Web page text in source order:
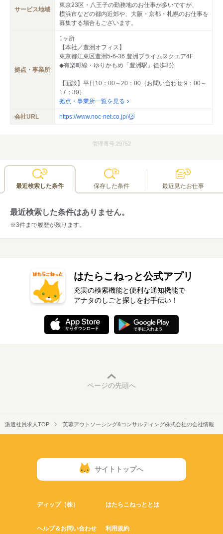
サービス地域
東京23区・八王子の勤務地のお仕事が多いですが、
横浜市などの都内近郊や、大阪・京都・札幌のお仕事を
募集する場合もございます。
拠点・事業所
1ヶ所
【本社／豊洲オフィス】
東京都江東区豊洲5-6-36 豊洲プライムスクエア4F
◆有楽町線・ゆりかもめ「豊洲駅」徒歩3分
【面談】平日10：00～20：00（お問い合わせ 9：00～
17：30）
拠点・事業所一覧を見る
会社URL https://www.noc-net.co.jp/
管理番号.29752
最近検索した条件 保存した条件 最近見たお仕事
最近検索した条件はありません。
※3件まで履歴が残ります。
はたらこねっと公式アプリ
充実の検索機能と便利な通知機能で
アナタのしごと探しをお手伝い！
ページの先頭へ
派遣社員求人TOP 芙蓉アウトソーシング&コンサルティング株式会社の会社情報
サイトトップへ
ディップ（株） はたらこねっととは
ヘルプ＆お問い合わせ 利用規約